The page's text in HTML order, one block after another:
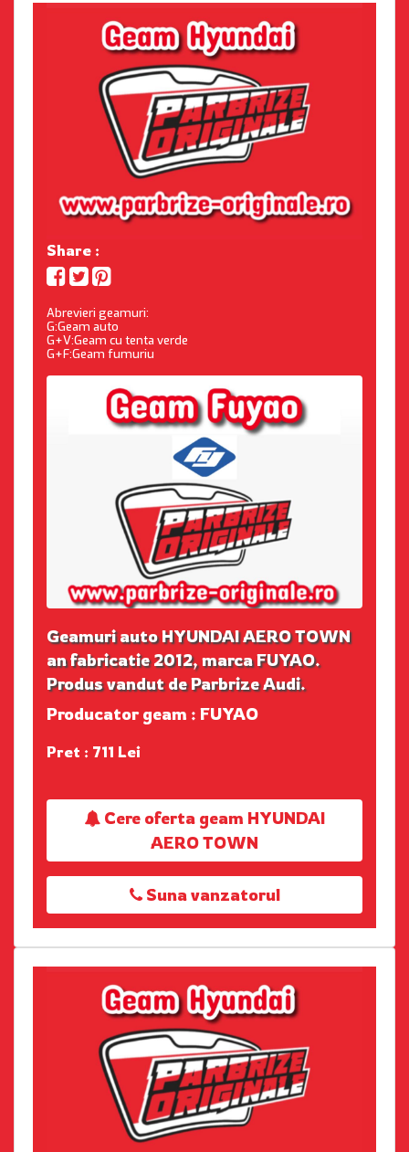
Share :
Abrevieri geamuri:
G:Geam auto
G+V:Geam cu tenta verde
G+F:Geam fumuriu
Geamuri auto HYUNDAI AERO TOWN
an fabricatie 2012, marca FUYAO.
Produs vandut de Parbrize Audi.
Producator geam : FUYAO
Pret : 711 Lei
Cere oferta geam HYUNDAI
AERO TOWN
Suna vanzatorul